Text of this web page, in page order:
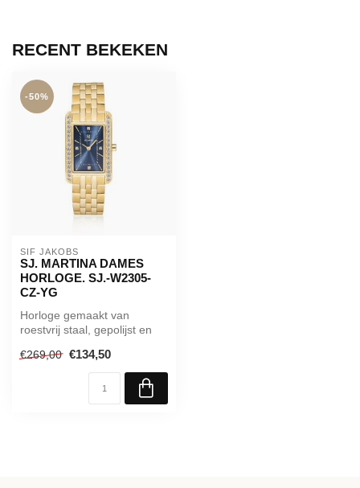
RECENT BEKEKEN
-50%
SIF JAKOBS
SJ. MARTINA DAMES
HORLOGE. SJ.-W2305-
CZ-YG
Horloge gemaakt van
roestvrij staal, gepolijst en
saff...
€269,00 €134,50